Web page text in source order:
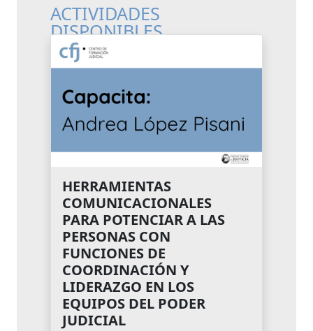
ACTIVIDADES
DISPONIBLES
HERRAMIENTAS
COMUNICACIONALES
PARA POTENCIAR A LAS
PERSONAS CON
FUNCIONES DE
COORDINACIÓN Y
LIDERAZGO EN LOS
EQUIPOS DEL PODER
JUDICIAL